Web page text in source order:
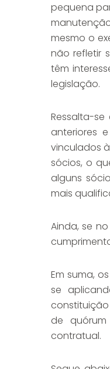
pequena
mesmo o
não refletir
têm
legislação.
Ressalta-
anteriores
vinculados
sócios, o
alguns
mais
Ainda, se
Em suma,
se
de
contratual.